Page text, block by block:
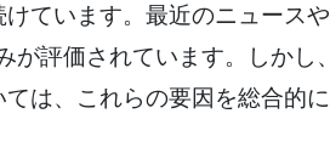
ています。最近のニュース
が評価されています。しかし
は、これらの要因を総合的